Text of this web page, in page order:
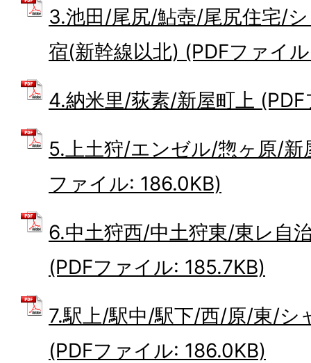
3.池田/尾尻/鮎壺/尾尻住宅/
宿(新幹線以北) (PDFファイ
4.納米里/荻素/新屋町上
5.上土狩/エンゼル/惣ヶ原/新
ファイル: 186.0KB)
6.中土狩西/中土狩東/東レ自
(PDFファイル: 185.7KB)
7.駅上/駅中/駅下/西/原/東/シ
(PDFファイル: 186.0KB)